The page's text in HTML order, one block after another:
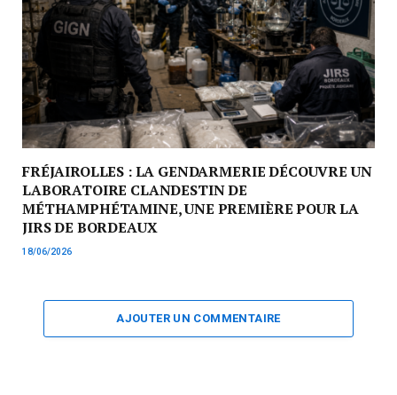
FRÉJAIROLLES : LA GENDARMERIE DÉCOUVRE UN
LABORATOIRE CLANDESTIN DE
MÉTHAMPHÉTAMINE, UNE PREMIÈRE POUR LA
JIRS DE BORDEAUX
18/06/2026
AJOUTER UN COMMENTAIRE